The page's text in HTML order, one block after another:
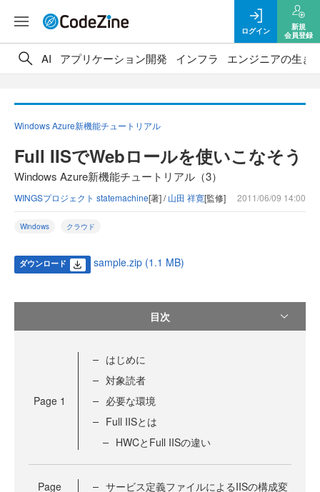
ログイン
新規
会員登録
AI アプリケーション開発 インフラ エンジニアの生き
Windows Azure新機能チュートリアル
Full IISでWebロールを使いこなそう
Windows Azure新機能チュートリアル（3）
WINGSプロジェクト statemachine[著] /山田 祥寛[監修] 2011/06/09 14:00
Windows クラウド
ダウンロード sample.zip (1.1 MB)
目次
Page 1
はじめに
対象読者
必要な環境
Full IISとは
HWCとFull IISの違い
Page
サービス定義ファイルによるIISの構成変